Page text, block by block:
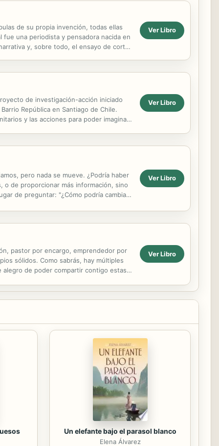
de su propia invención, todas ellas
una periodista y pensadora nacida en
y, sobre todo, el ensayo de corte
Ver Libro
de investigación-acción iniciado
República en Santiago de Chile.
y las acciones para poder imaginar
Ver Libro
pero nada se mueve. ¿Podría haber
o de proporcionar más información, sino
de preguntar: "¿Cómo podría cambiar
Ver Libro
pastor por encargo, emprendedor por
sólidos. Como sabrás, hay múltiples
alegro de poder compartir contigo estas
Ver Libro
Un elefante bajo el parasol blanco
Elena Álvarez